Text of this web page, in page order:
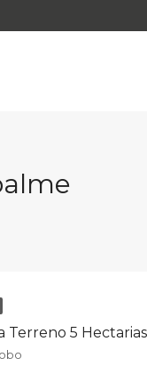
Terreno 5